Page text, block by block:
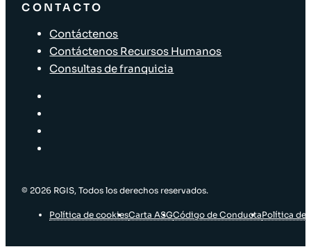
CONTACTO
Contáctenos
Contáctenos Recursos Humanos
Consultas de franquicia
© 2026 RGIS, Todos los derechos reservados.
Política de cookiesCarta ASGCódigo de ConductaPolítica de